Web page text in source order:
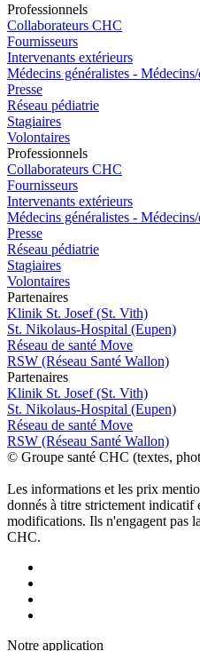
Professionnels
Collaborateurs CHC
Fournisseurs
Intervenants extérieurs
Médecins généralistes -
Presse
Réseau pédiatrie
Stagiaires
Volontaires
Professionnels
Collaborateurs CHC
Fournisseurs
Intervenants extérieurs
Médecins généralistes -
Presse
Réseau pédiatrie
Stagiaires
Volontaires
Partenaires
Klinik St. Josef (St. Vith)
St. Nikolaus-Hospital (Eupen)
Réseau de santé Move
RSW (Réseau Santé Wallon)
Partenaires
Klinik St. Josef (St. Vith)
St. Nikolaus-Hospital (Eupen)
Réseau de santé Move
RSW (Réseau Santé Wallon)
© Groupe santé CHC (textes,
Les informations et les prix
donnés à titre strictement indicatif
modifications. Ils n'engagent pas
CHC.
Notre application